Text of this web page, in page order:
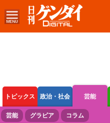
トピックス 政治・社会 芸能
ボートレース 競輪 オートレース
芸能 グラビア コラム